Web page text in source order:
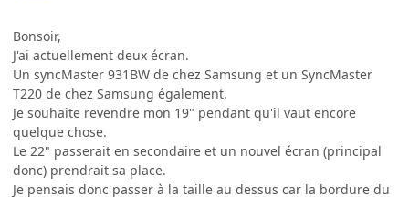
Bonsoir,
J'ai actuellement deux écran.
Un syncMaster 931BW de chez Samsung et un SyncMaster
T220 de chez Samsung également.
Je souhaite revendre mon 19" pendant qu'il vaut encore
quelque chose.
Le 22" passerait en secondaire et un nouvel écran (principal
donc) prendrait sa place.
Je pensais donc passer à la taille au dessus car la bordure du